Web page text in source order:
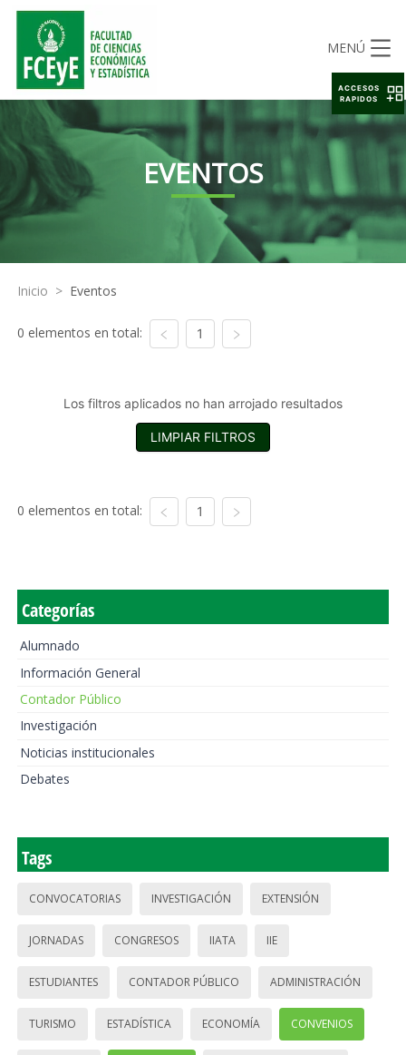
MENÚ
EVENTOS
Inicio > Eventos
0 elementos en total: 1
Los filtros aplicados no han arrojado resultados
LIMPIAR FILTROS
0 elementos en total: 1
Categorías
Alumnado
Información General
Contador Público
Investigación
Noticias institucionales
Debates
Tags
CONVOCATORIAS INVESTIGACIÓN EXTENSIÓN
JORNADAS CONGRESOS IIATA IIE
ESTUDIANTES CONTADOR PÚBLICO ADMINISTRACIÓN
TURISMO ESTADÍSTICA ECONOMÍA CONVENIOS
ACCESOS
RAPIDOS